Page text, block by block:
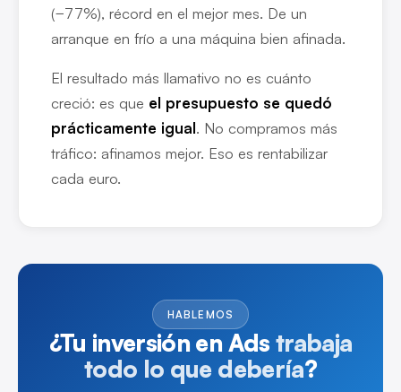
(−77%), récord en el mejor mes. De un
arranque en frío a una máquina bien afinada.
El resultado más llamativo no es cuánto
creció: es que el presupuesto se quedó
prácticamente igual. No compramos más
tráfico: afinamos mejor. Eso es rentabilizar
cada euro.
HABLEMOS
¿Tu inversión en Ads trabaja
todo lo que debería?